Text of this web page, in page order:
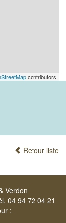
contributors
Retour liste
Verdon
04 94 72 04 21
: